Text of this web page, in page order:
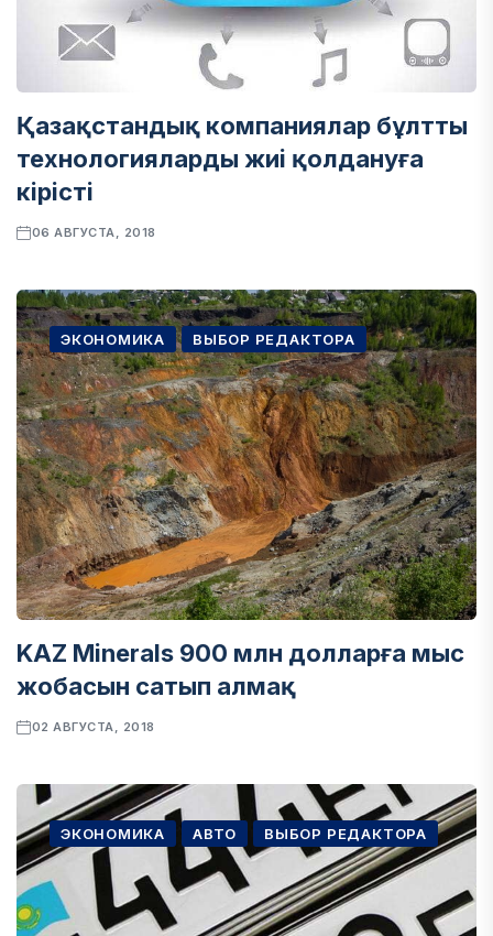
Қазақстандық компаниялар бұлтты
технологияларды жиі қолдануға
кірісті
06 АВГУСТА, 2018
ЭКОНОМИКА ВЫБОР РЕДАКТОРА
KAZ Minerals 900 млн долларға мыс
жобасын сатып алмақ
02 АВГУСТА, 2018
ЭКОНОМИКА АВТО ВЫБОР РЕДАКТОРА